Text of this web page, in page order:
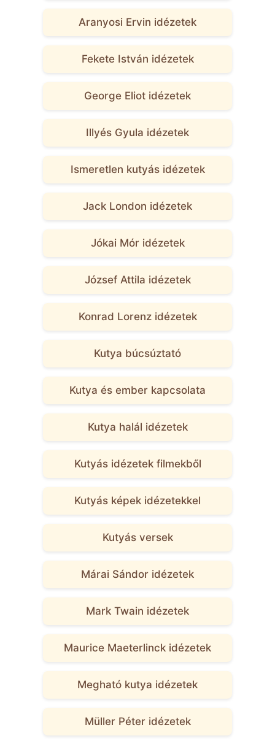
Aranyosi Ervin idézetek
Fekete István idézetek
George Eliot idézetek
Illyés Gyula idézetek
Ismeretlen kutyás idézetek
Jack London idézetek
Jókai Mór idézetek
József Attila idézetek
Konrad Lorenz idézetek
Kutya búcsúztató
Kutya és ember kapcsolata
Kutya halál idézetek
Kutyás idézetek filmekből
Kutyás képek idézetekkel
Kutyás versek
Márai Sándor idézetek
Mark Twain idézetek
Maurice Maeterlinck idézetek
Megható kutya idézetek
Müller Péter idézetek